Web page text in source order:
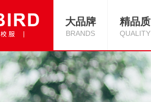
大品牌
BRANDS
精品质
QUALITY